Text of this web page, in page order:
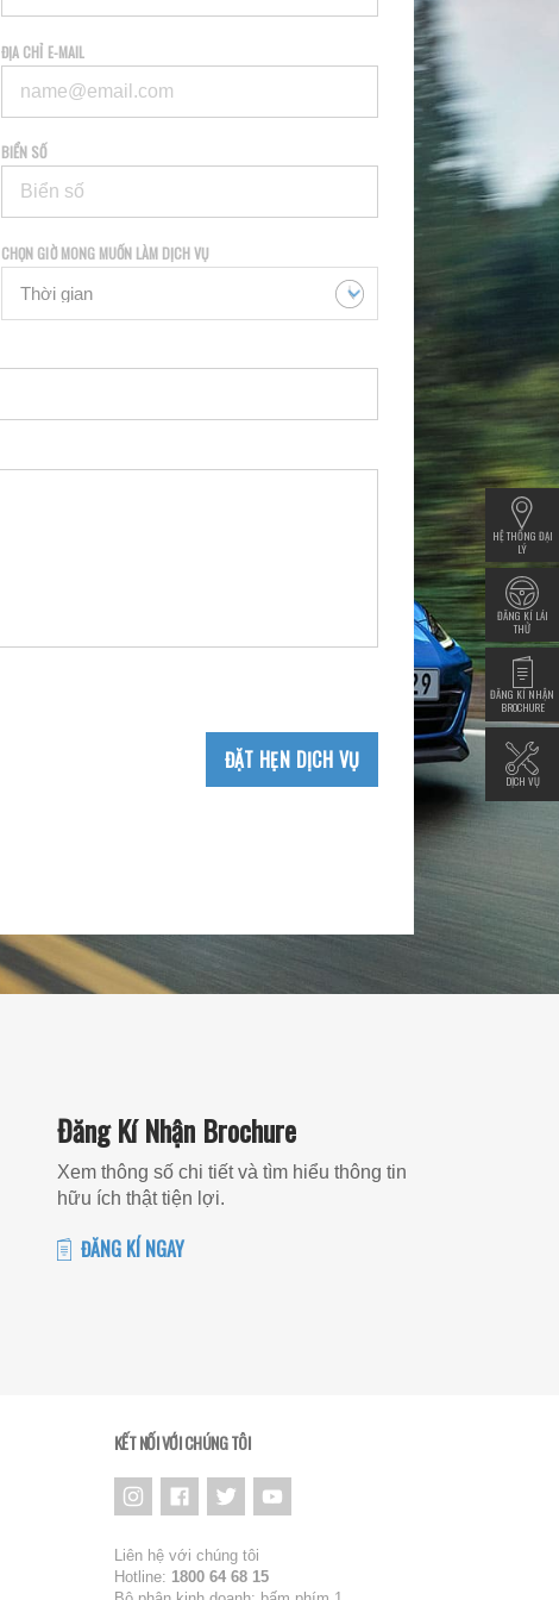
HỆ THỐNG ĐẠI
LÝ
ĐĂNG KÍ LÁI
THỬ
ĐĂNG KÍ NHẬN
BROCHURE
DỊCH VỤ
ĐỊA CHỈ E-MAIL
BIỂN SỐ
CHỌN GIỜ MONG MUỐN LÀM DỊCH VỤ
ĐẶT HẸN DỊCH VỤ
Đăng Kí Nhận Brochure
Xem thông số chi tiết và tìm hiểu thông tin
hữu ích thật tiện lợi.
ĐĂNG KÍ NGAY
KẾT NỐI VỚI CHÚNG TÔI
Liên hệ với chúng tôi
Hotline: 1800 64 68 15